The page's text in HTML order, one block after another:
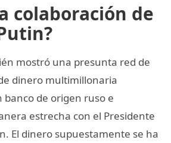
colaboración de
mostró una presunta red de
dinero multimillonaria
de origen ruso e
estrecha con el Presidente
El dinero supuestamente se ha